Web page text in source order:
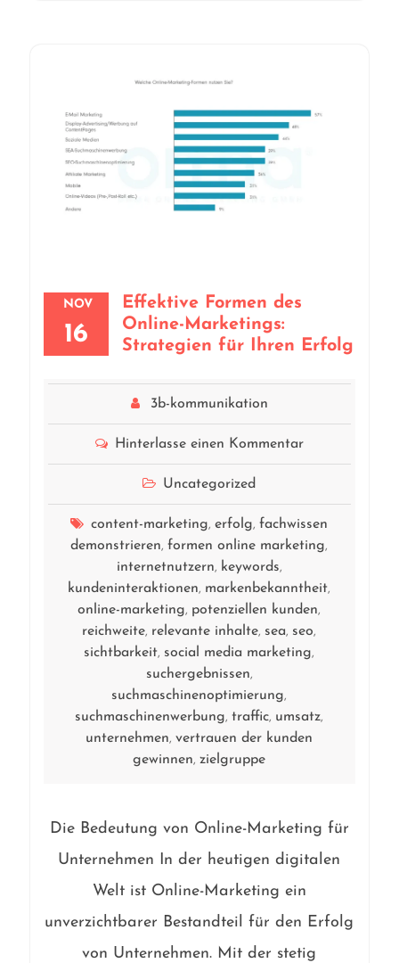
NOV
16
Effektive Formen des
Online-Marketings:
Strategien für Ihren Erfolg
3b-kommunikation
Hinterlasse einen Kommentar
Uncategorized
content-marketing,erfolg,fachwissen
demonstrieren,formen online marketing,
internetnutzern, keywords,
kundeninteraktionen, markenbekanntheit,
online-marketing, potenziellen kunden,
reichweite, relevante inhalte, sea, seo,
sichtbarkeit, social media marketing,
suchergebnissen,
suchmaschinenoptimierung,
suchmaschinenwerbung,traffic, umsatz,
unternehmen,vertrauen der kunden
gewinnen,zielgruppe
Die Bedeutung von Online-Marketing für
Unternehmen In der heutigen digitalen
Welt ist Online-Marketing ein
unverzichtbarer Bestandteil für den Erfolg
von Unternehmen. Mit der stetig